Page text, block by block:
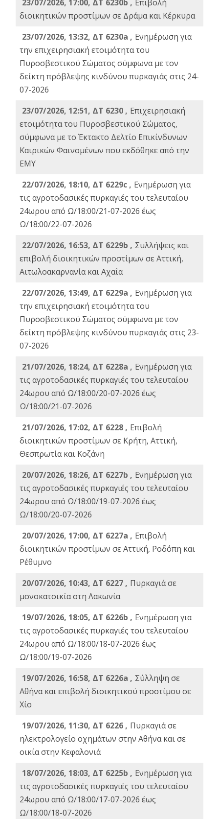
23/07/2026, 17:00, ΔΤ 6230b , Επιβολή
διοικητικών προστίμων σε Δράμα και Κέρκυρα
23/07/2026, 13:32, ΔΤ 6230a , Ενημέρωση για
την επιχειρησιακή ετοιμότητα του
Πυροσβεστικού Σώματος σύμφωνα με τον
δείκτη πρόβλεψης κινδύνου πυρκαγιάς στις 24-
07-2026
23/07/2026, 12:51, ΔΤ 6230 , Επιχειρησιακή
ετοιμότητα του Πυροσβεστικού Σώματος,
σύμφωνα με το Έκτακτο Δελτίο Επικίνδυνων
Καιρικών Φαινομένων που εκδόθηκε από την
ΕΜΥ
22/07/2026, 18:10, ΔΤ 6229c , Ενημέρωση για
τις αγροτοδασικές πυρκαγιές του τελευταίου
24ωρου από Ω/18:00/21-07-2026 έως
Ω/18:00/22-07-2026
22/07/2026, 16:53, ΔΤ 6229b , Σuλλήψεις και
επιβολή διοικητικών προστίμων σε Αττική,
Αιτωλοακαρνανία και Αχαΐα
22/07/2026, 13:49, ΔΤ 6229a , Ενημέρωση για
την επιχειρησιακή ετοιμότητα του
Πυροσβεστικού Σώματος σύμφωνα με τον
δείκτη πρόβλεψης κινδύνου πυρκαγιάς στις 23-
07-2026
21/07/2026, 18:24, ΔΤ 6228a , Ενημέρωση για
τις αγροτοδασικές πυρκαγιές του τελευταίου
24ωρου από Ω/18:00/20-07-2026 έως
Ω/18:00/21-07-2026
21/07/2026, 17:02, ΔΤ 6228 , Επιβολή
διοικητικών προστίμων σε Κρήτη, Αττική,
Θεσπρωτία και Κοζάνη
20/07/2026, 18:26, ΔΤ 6227b , Ενημέρωση για
τις αγροτοδασικές πυρκαγιές του τελευταίου
24ωρου από Ω/18:00/19-07-2026 έως
Ω/18:00/20-07-2026
20/07/2026, 17:00, ΔΤ 6227a , Επιβολή
διοικητικών προστίμων σε Αττική, Ροδόπη και
Ρέθυμνο
20/07/2026, 10:43, ΔΤ 6227 , Πυρκαγιά σε
μονοκατοικία στη Λακωνία
19/07/2026, 18:05, ΔΤ 6226b , Ενημέρωση για
τις αγροτοδασικές πυρκαγιές του τελευταίου
24ωρου από Ω/18:00/18-07-2026 έως
Ω/18:00/19-07-2026
19/07/2026, 16:58, ΔΤ 6226a , Σύλληψη σε
Αθήνα και επιβολή διοικητικού προστίμου σε
Χίο
19/07/2026, 11:30, ΔΤ 6226 , Πυρκαγιά σε
ηλεκτρολογείο οχημάτων στην Αθήνα και σε
οικία στην Κεφαλονιά
18/07/2026, 18:03, ΔΤ 6225b , Ενημέρωση για
τις αγροτοδασικές πυρκαγιές του τελευταίου
24ωρου από Ω/18:00/17-07-2026 έως
Ω/18:00/18-07-2026